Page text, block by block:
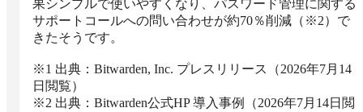
果シンプルで使いやすくなり、パスワード管理に関する
サポートコールへの問い合わせが約70％削減（※2）で
きたそうです。
※1 出典：Bitwarden, Inc. プレスリリース（2026年7月14
日閲覧）
※2 出典：Bitwarden公式HP 導入事例（2026年7月14日閲